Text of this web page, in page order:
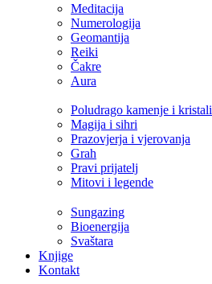
Meditacija
Numerologija
Geomantija
Reiki
Čakre
Aura
Poludrago kamenje i kristali
Magija i sihri
Prazovjerja i vjerovanja
Grah
Pravi prijatelj
Mitovi i legende
Sungazing
Bioenergija
Svaštara
Knjige
Kontakt